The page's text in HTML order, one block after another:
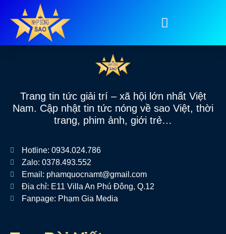
Tag:clip nóng
Trang tin tức giải trí – xã hội lớn nhất Việt
Nam. Cập nhật tin tức nóng về sao Việt, thời
trang, phim ảnh, giới trẻ…
Hotline: 0934.024.786
Zalo: 0378.493.552
Email: phamquocnamt@gmail.com
Địa chỉ: E11 Villa An Phú Đông, Q.12
Fanpage: Phạm Gia Media